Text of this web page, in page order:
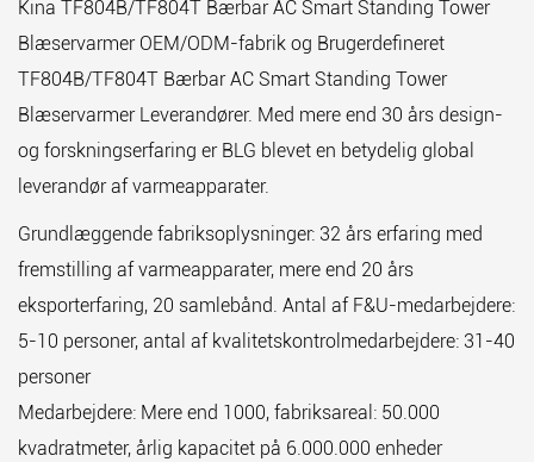
Kina TF804B/TF804T Bærbar AC Smart Standing Tower
Blæservarmer OEM/ODM-fabrik og Brugerdefineret
TF804B/TF804T Bærbar AC Smart Standing Tower
Blæservarmer Leverandører. Med mere end 30 års design-
og forskningserfaring er BLG blevet en betydelig global
leverandør af varmeapparater.
Grundlæggende fabriksoplysninger: 32 års erfaring med
fremstilling af varmeapparater, mere end 20 års
eksporterfaring, 20 samlebånd. Antal af F&U-medarbejdere:
5-10 personer, antal af kvalitetskontrolmedarbejdere: 31-40
personer
Medarbejdere: Mere end 1000, fabriksareal: 50.000
kvadratmeter, årlig kapacitet på 6.000.000 enheder